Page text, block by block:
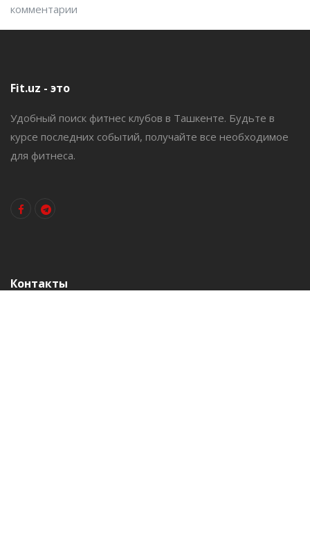
комментарии
Fit.uz - это
Удобный поиск фитнес клубов в Ташкенте. Будьте в
курсе последних событий, получайте все необходимое
для фитнеса.
Контакты